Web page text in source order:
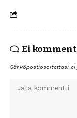
Ei
Sähköpostiosoitettasi ei